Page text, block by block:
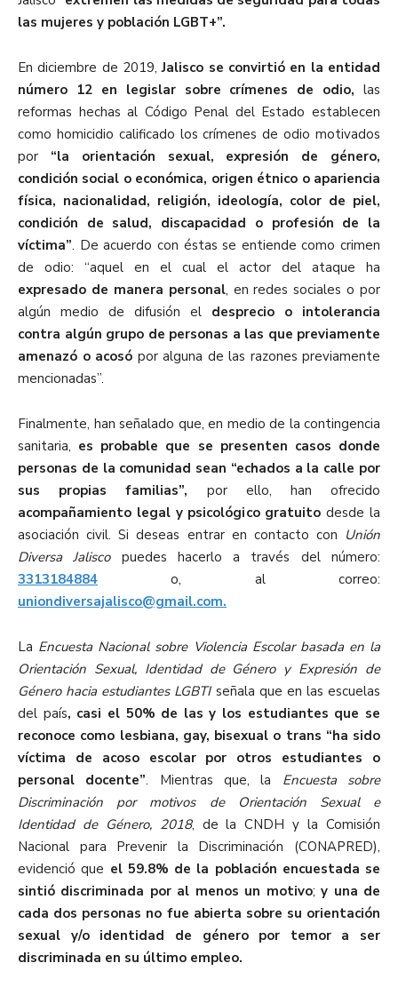
las mujeres y población LGBT+”.
En diciembre de 2019,Jalisco se convirtió en la entidad
número 12 en legislar sobre crímenes de odio, las
reformas hechas al Código Penal del Estado establecen
como homicidio calificado los crímenes de odio motivados
por “la orientación sexual, expresión de género,
condición social o económica, origen étnico o apariencia
física, nacionalidad, religión, ideología, color de piel,
condición de salud, discapacidad o profesión de la
víctima”. De acuerdo con éstas se entiende como crimen
de odio: “aquel en el cual el actor del ataque ha
expresado de manera personal, en redes sociales o por
algún medio de difusión el desprecio o intolerancia
contra algún grupo de personas a las que previamente
amenazó o acosó por alguna de las razones previamente
mencionadas”.
Finalmente, han señalado que, en medio de la contingencia
sanitaria, es probable que se presenten casos donde
personas de la comunidad sean “echados a la calle por
sus propias familias”, por ello, han ofrecido
acompañamiento legal y psicológico gratuitodesde la
asociación civil. Si deseas entrar en contacto con Unión
Diversa Jaliscopuedes hacerlo a través del número:
3313184884 o, al correo:
uniondiversajalisco@gmail.com.
La Encuesta Nacional sobre Violencia Escolar basada en la
Orientación Sexual, Identidad de Género y Expresión de
Género hacia estudiantes LGBTIseñala que en las escuelas
del país, casi el 50% de las y los estudiantes que se
reconoce como lesbiana, gay, bisexual o trans “ha sido
víctima de acoso escolar por otros estudiantes o
personal docente”. Mientras que, la Encuesta sobre
Discriminación por motivos de Orientación Sexual e
Identidad de Género, 2018, de la CNDH y la Comisión
Nacional para Prevenir la Discriminación (CONAPRED),
evidenció que el 59.8% de la población encuestada se
sintió discriminada por al menos un motivo;y una de
cada dos personas no fue abierta sobre su orientación
sexual y/o identidad de género por temor a ser
discriminada en su último empleo.